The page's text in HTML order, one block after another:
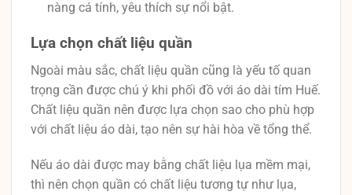
nàng cá tính, yêu thích sự nổi bật.
Lựa chọn chất liệu quần
Ngoài màu sắc, chất liệu quần cũng là yếu tố quan
trọng cần được chú ý khi phối đồ với áo dài tím Huế.
Chất liệu quần nên được lựa chọn sao cho phù hợp
với chất liệu áo dài, tạo nên sự hài hòa về tổng thể.
Nếu áo dài được may bằng chất liệu lụa mềm mại,
thì nên chọn quần có chất liệu tương tự như lụa,